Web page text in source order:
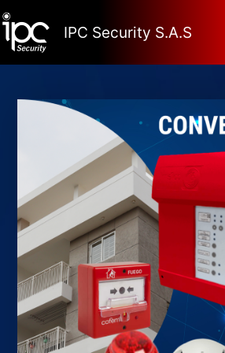
al
contenido
IPC Security S.A.S